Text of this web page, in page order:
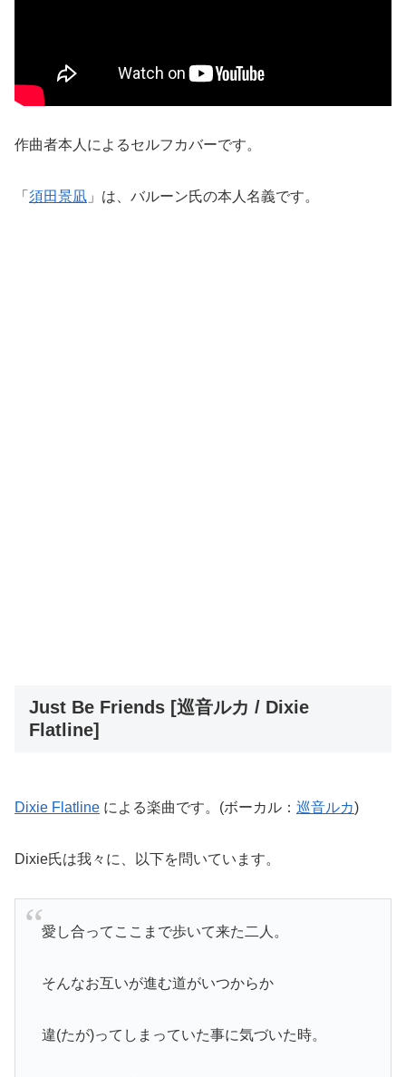
作曲者本人によるセルフカバーです。
「 須田景凪 」は、バルーン氏の本人名義です。
Just Be Friends [巡音ルカ / Dixie
Flatline]
Dixie Flatline による楽曲です。(ボーカル： 巡音ルカ)
Dixie氏は我々に、以下を問いています。
愛し合ってここまで歩いて来た二人。
そんなお互いが進む道がいつからか
違(たが)ってしまっていた事に気づいた時。